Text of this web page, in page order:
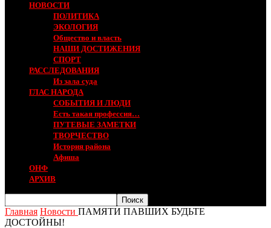
НОВОСТИ
ПОЛИТИКА
ЭКОЛОГИЯ
Общество и власть
НАШИ ДОСТИЖЕНИЯ
СПОРТ
РАССЛЕДОВАНИЯ
Из зала суда
ГЛАС НАРОДА
СОБЫТИЯ И ЛЮДИ
Есть такая профессия…
ПУТЕВЫЕ ЗАМЕТКИ
ТВОРЧЕСТВО
История района
Афиша
ОНФ
АРХИВ
Главная Новости ПАМЯТИ ПАВШИХ БУДЬТЕ
ДОСТОЙНЫ!